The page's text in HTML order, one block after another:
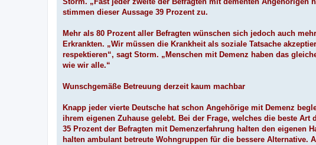
stimmen dieser Aussage 39 Prozent zu.
Mehr als 80 Prozent aller Befragten wünschen sich jedoch auch
Erkrankten. „Wir müssen die Krankheit als soziale Tatsache
respektieren“, sagt Storm. „Menschen mit Demenz haben das
wie wir alle.“
Wunschgemäße Betreuung derzeit kaum machbar
Knapp jeder vierte Deutsche hat schon Angehörige mit Demenz
ihrem eigenen Zuhause gelebt. Bei der Frage, welches die beste
35 Prozent der Befragten mit Demenzerfahrung halten den eigenen
halten ambulant betreute Wohngruppen für die bessere Alternative.